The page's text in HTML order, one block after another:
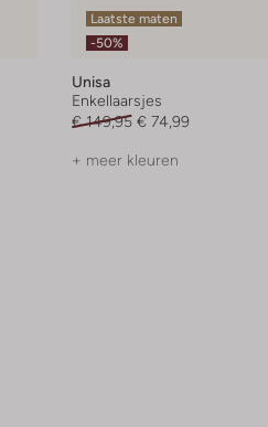
Laatste maten
-50%
Unisa
Enkellaarsjes
€ 149,95 € 74,99
+ meer kleuren